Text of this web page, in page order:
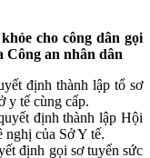
cho công dân gọi
Công an nhân dân
định thành lập tổ sơ
y tế cùng cấp.
định thành lập Hội
nghị của Sở Y tế.
định gọi sơ tuyển sức